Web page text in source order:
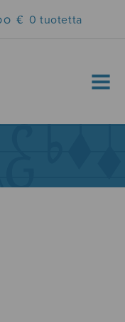
€ 0 tuotetta
MENU